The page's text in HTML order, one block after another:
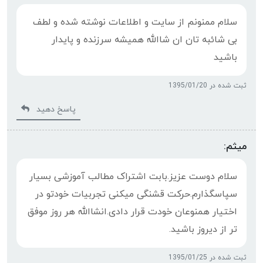
سلام ممنونم از سایت و اطلاعات نوشته شده و لطف
بی شائبه تان ان شاالله همیشه سرزنده و پایدار
باشید
ثبت شده در 1395/01/20
پاسخ دهید
میثم:
سلام دوست عزیز.بابت اشتراک مطالب آموزشی بسیار
سپاسگذارم.حرکت قشنگی میکنی تجربیات خودتو در
اختیار همنوعان خودت قرار دادی.انشاالله هر روز موفق
تر از دیروز باشید.
ثبت شده در 1395/01/25